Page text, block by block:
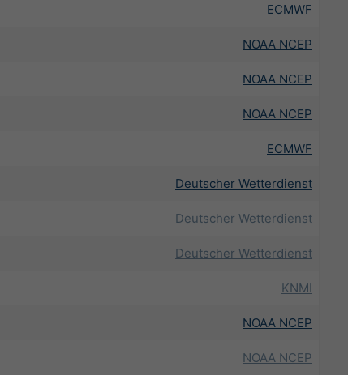
ECMWF
NOAA NCEP
NOAA NCEP
NOAA NCEP
ECMWF
Deutscher Wetterdienst
Deutscher Wetterdienst
Deutscher Wetterdienst
KNMI
NOAA NCEP
NOAA NCEP